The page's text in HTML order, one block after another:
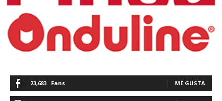
23,683 Fans ME GUSTA